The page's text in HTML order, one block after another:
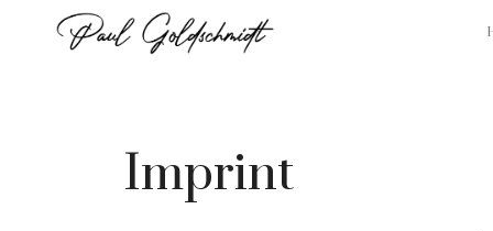
Imprint